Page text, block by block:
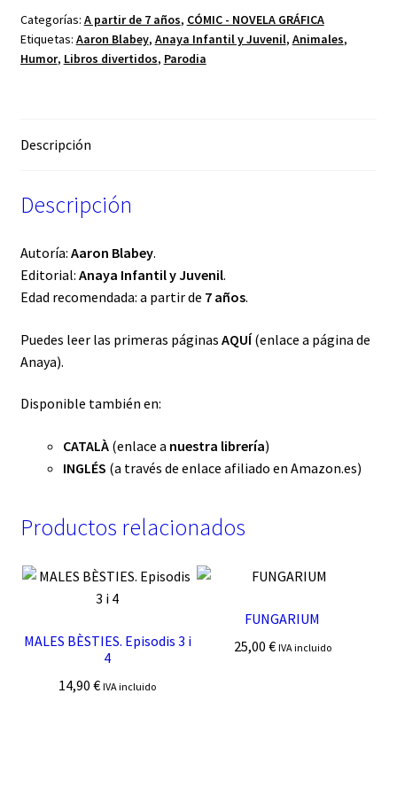
Categorías: A partir de 7 años, CÓMIC - NOVELA GRÁFICA
Etiquetas: Aaron Blabey, Anaya Infantil y Juvenil, Animales,
Humor, Libros divertidos, Parodia
Descripción
Descripción
Autoría: Aaron Blabey.
Editorial: Anaya Infantil y Juvenil.
Edad recomendada: a partir de 7 años.
Puedes leer las primeras páginas AQUÍ (enlace a página de
Anaya).
Disponible también en:
CATALÀ(enlace a nuestra librería)
INGLÉS (a través de enlace afiliado en Amazon.es)
Productos relacionados
MALES BÈSTIES. Episodis 3 i
4
14,90€ IVA incluido
FUNGARIUM
25,00 € IVA incluido